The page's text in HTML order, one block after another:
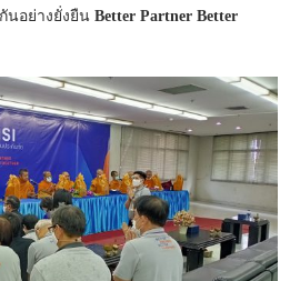
นอย่างยั่งยืน Better Partner Better